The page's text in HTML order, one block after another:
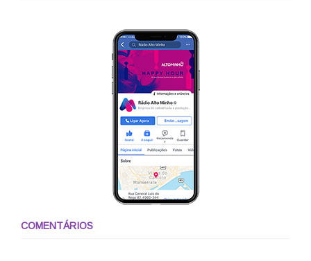
COMENTÁRIOS